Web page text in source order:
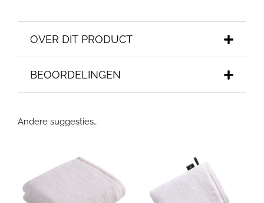
OVER DIT PRODUCT
BEOORDELINGEN
Andere suggesties…